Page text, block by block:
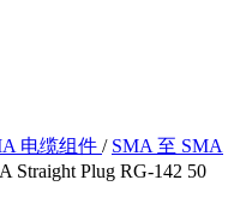
电缆组件 / SMA 至 SMA
Straight Plug RG-142 50